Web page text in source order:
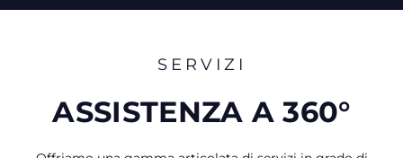
SERVIZI
ASSISTENZA A 360°